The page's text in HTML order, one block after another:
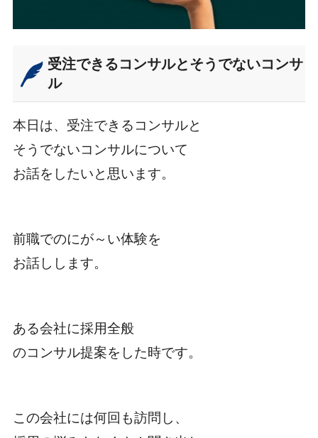
受注できるコンサルとそうでないコンサ
ル
本日は、受注できるコンサルと
そうでないコンサルについて
お話をしたいと思います。
前職でのにが～い体験を
お話しします。
ある会社に採用全般
のコンサル提案をした時です。
この会社には何回も訪問し、